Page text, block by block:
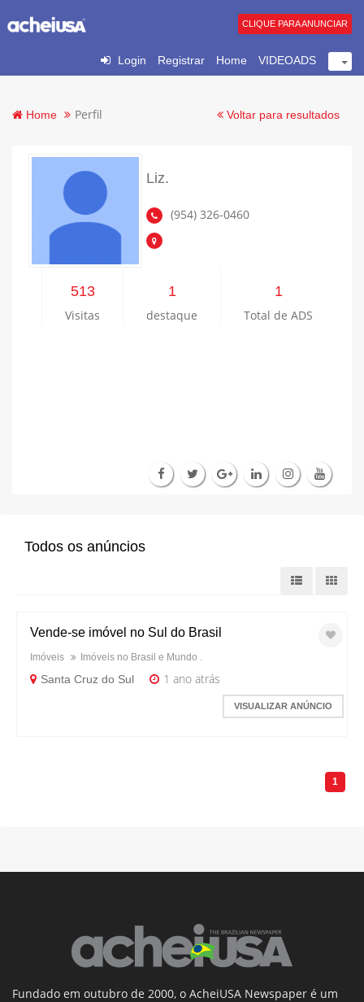
Login Registrar Home VIDEOADS
CLIQUE PARA ANUNCIAR
Home Perfil Voltar para resultados
Liz.
(954) 326-0460
513
Visitas
1
destaque
1
Total de ADS
Todos os anúncios
Vende-se imóvel no Sul do Brasil
Imóveis Imóveis no Brasil e Mundo .
Santa Cruz do Sul 1 ano atrás
VISUALIZAR ANÚNCIO
1
Fundado em outubro de 2000, o AcheiUSA Newspaper é um